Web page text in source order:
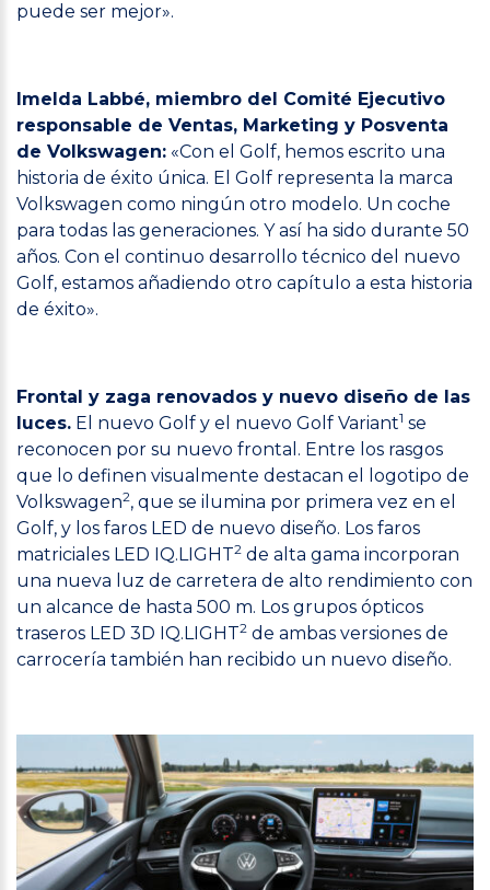
puede ser mejor».
Imelda Labbé, miembro del Comité Ejecutivo
responsable de Ventas, Marketing y Posventa
de Volkswagen: «Con el Golf, hemos escrito una
historia de éxito única. El Golf representa la marca
Volkswagen como ningún otro modelo. Un coche
para todas las generaciones. Y así ha sido durante 50
años. Con el continuo desarrollo técnico del nuevo
Golf, estamos añadiendo otro capítulo a esta historia
de éxito».
Frontal y zaga renovados y nuevo diseño de las
luces. El nuevo Golf y el nuevo Golf Variant1 se
reconocen por su nuevo frontal. Entre los rasgos
que lo definen visualmente destacan el logotipo de
Volkswagen2, que se ilumina por primera vez en el
Golf, y los faros LED de nuevo diseño. Los faros
matriciales LED IQ.LIGHT2 de alta gama incorporan
una nueva luz de carretera de alto rendimiento con
un alcance de hasta 500 m. Los grupos ópticos
traseros LED 3D IQ.LIGHT2 de ambas versiones de
carrocería también han recibido un nuevo diseño.